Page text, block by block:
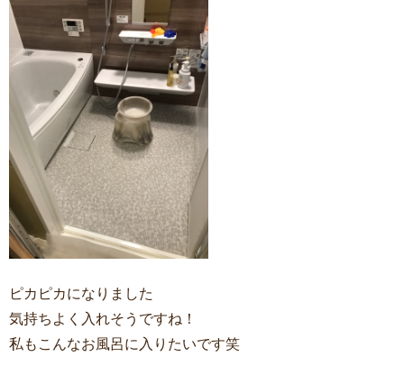
ピカピカになりました
気持ちよく入れそうですね！
私もこんなお風呂に入りたいです笑